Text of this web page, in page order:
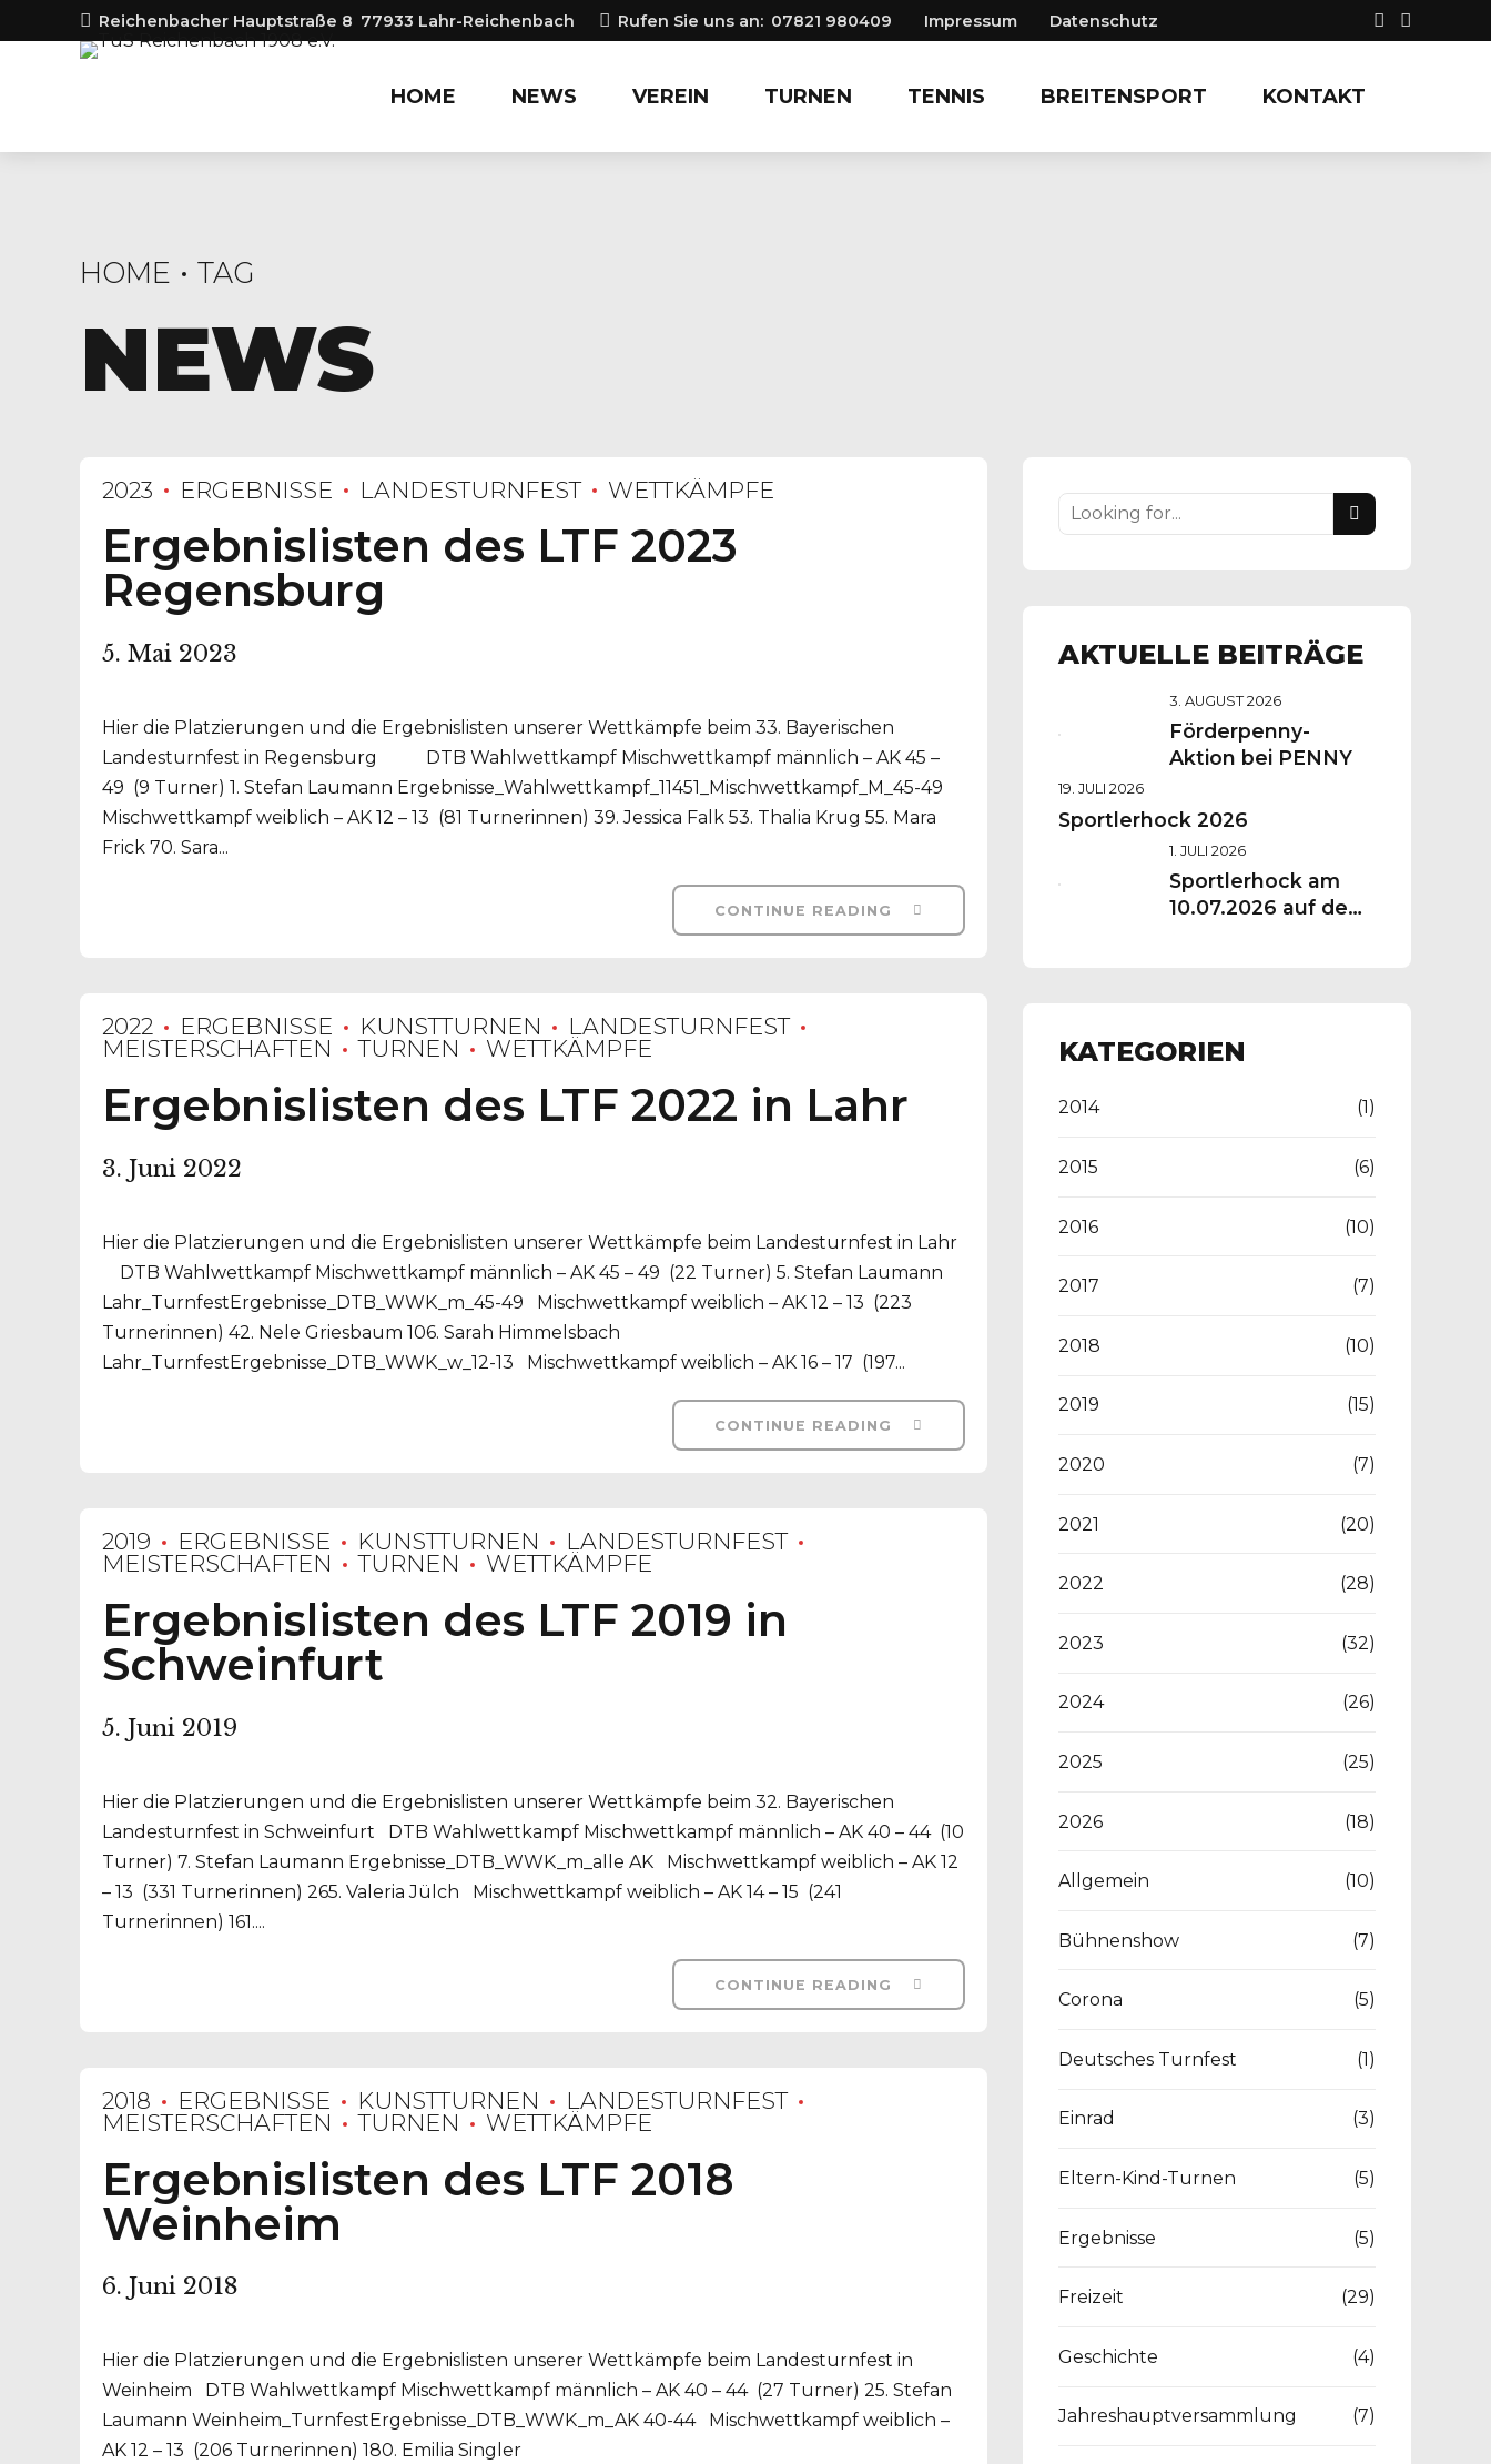
Reichenbacher Hauptstraße 8 77933 Lahr-Reichenbach Rufen Sie uns an: 07821 980409 Impressum Datenschutz
HOME NEWS VEREIN TURNEN TENNIS BREITENSPORT KONTAKT
HOME TAG
NEWS
2023 ERGEBNISSE LANDESTURNFEST WETTKÄMPFE
Ergebnislisten des LTF 2023
Regensburg
5. Mai 2023
Hier die Platzierungen und die Ergebnislisten unserer Wettkämpfe beim 33. Bayerischen
Landesturnfest in Regensburg DTB Wahlwettkampf Mischwettkampf männlich – AK 45 –
49 (9 Turner) 1. Stefan Laumann Ergebnisse_Wahlwettkampf_11451_Mischwettkampf_M_45-49
Mischwettkampf weiblich – AK 12 – 13 (81 Turnerinnen) 39. Jessica Falk 53. Thalia Krug 55. Mara
Frick 70. Sara...
CONTINUE READING
2022 ERGEBNISSE KUNSTTURNEN
LANDESTURNFEST
MEISTERSCHAFTEN
TURNEN WETTKÄMPFE
Ergebnislisten des LTF 2022 in Lahr
3. Juni 2022
Hier die Platzierungen und die Ergebnislisten unserer Wettkämpfe beim Landesturnfest in Lahr
DTB Wahlwettkampf Mischwettkampf männlich – AK 45 – 49 (22 Turner) 5. Stefan Laumann
Lahr_TurnfestErgebnisse_DTB_WWK_m_45-49 Mischwettkampf weiblich – AK 12 – 13 (223
Turnerinnen) 42. Nele Griesbaum 106. Sarah Himmelsbach
Lahr_TurnfestErgebnisse_DTB_WWK_w_12-13 Mischwettkampf weiblich – AK 16 – 17 (197...
CONTINUE READING
2019 ERGEBNISSE KUNSTTURNEN
LANDESTURNFEST
MEISTERSCHAFTEN
TURNEN WETTKÄMPFE
Ergebnislisten des LTF 2019 in
Schweinfurt
5. Juni 2019
Hier die Platzierungen und die Ergebnislisten unserer Wettkämpfe beim 32. Bayerischen
Landesturnfest in Schweinfurt DTB Wahlwettkampf Mischwettkampf männlich – AK 40 – 44 (10
Turner) 7. Stefan Laumann Ergebnisse_DTB_WWK_m_alle AK Mischwettkampf weiblich – AK 12
– 13 (331 Turnerinnen) 265. Valeria Jülch Mischwettkampf weiblich – AK 14 – 15 (241
Turnerinnen) 161....
CONTINUE READING
2018 ERGEBNISSE KUNSTTURNEN
LANDESTURNFEST
MEISTERSCHAFTEN
TURNEN WETTKÄMPFE
Ergebnislisten des LTF 2018
Weinheim
6. Juni 2018
Hier die Platzierungen und die Ergebnislisten unserer Wettkämpfe beim Landesturnfest in
Weinheim DTB Wahlwettkampf Mischwettkampf männlich – AK 40 – 44 (27 Turner) 25. Stefan
Laumann Weinheim_TurnfestErgebnisse_DTB_WWK_m_AK 40-44 Mischwettkampf weiblich –
AK 12 – 13 (206 Turnerinnen) 180. Emilia Singler
AKTUELLE BEITRÄGE
3. AUGUST 2026
Förderpenny-
Aktion bei PENNY
19. JULI 2026
Sportlerhock 2026
1. JULI 2026
Sportlerhock am
10.07.2026 auf dem
KATEGORIEN
2014 (1)
2015 (6)
2016 (10)
2017 (7)
2018 (10)
2019 (15)
2020 (7)
2021 (20)
2022 (28)
2023 (32)
2024 (26)
2025 (25)
2026 (18)
Allgemein (10)
Bühnenshow (7)
Corona (5)
Deutsches Turnfest (1)
Einrad (3)
Eltern-Kind-Turnen (5)
Ergebnisse (5)
Freizeit (29)
Geschichte (4)
Jahreshauptversammlung (7)